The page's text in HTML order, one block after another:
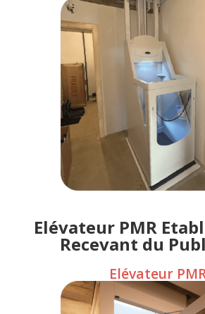
Elévateur PMR
Recevant du
Elévateur